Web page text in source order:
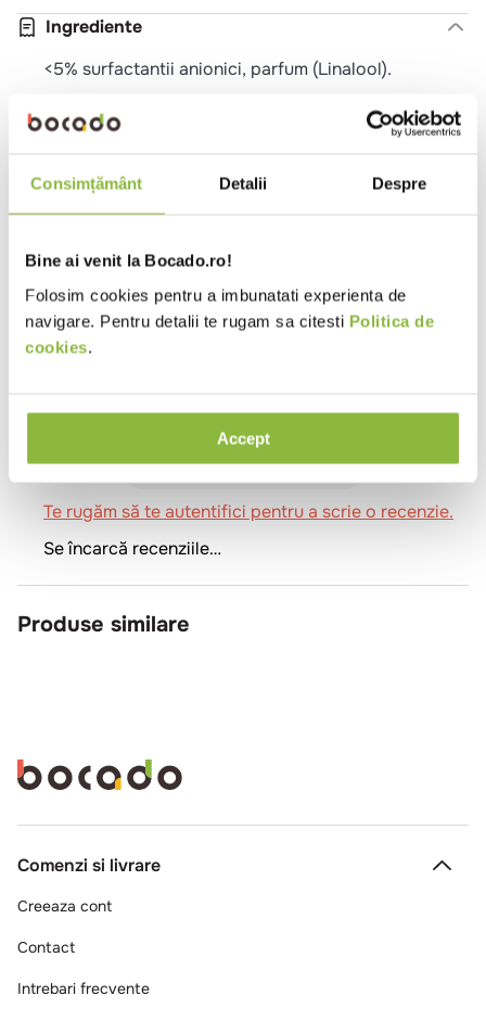
Consimțământ Detalii Despre
Bine ai venit la Bocado.ro!
Folosim cookies pentru a imbunatati experienta de
navigare. Pentru detalii te rugam sa citesti Politica de
cookies.
Accept
Ingrediente
<5% surfactantii anionici, parfum (Linalool).
Instructiuni pentru utilizare
Turnati lichidul intr-un recipient cu pulverizator.
Pulverizati direct pe suprafata si stergeti cu o
Testati intotdeauna rezistenta suprafetei intr-un
Nu utilizati pe oameni, animale de companie,
alimente, puncte electrice sau panouri de comanda.
Se încarcă rezumatul…
Te rugăm să te autentifici pentru a scrie o recenzie.
Se încarcă recenziile…
Produse similare
Comenzi si livrare
Creeaza cont
Contact
Intrebari frecvente